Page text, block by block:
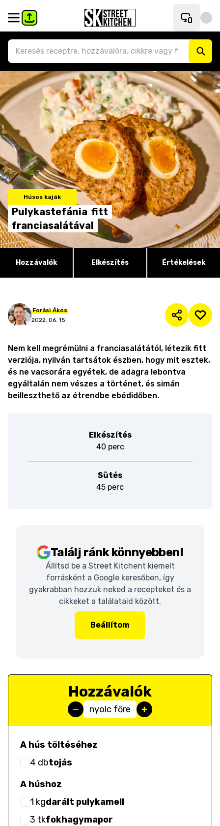
Húsos kaják
Pulykastefánia fitt
franciasalátával
Hozzávalók Elkészítés Értékelések
Forási Ákos
2022. 06. 15.
Nem kell megrémülni a franciasalátától, létezik fitt
verziója, nyilván tartsátok észben, hogy mit esztek,
és ne vacsorára egyétek, de adagra lebontva
egyáltalán nem vészes a történet, és simán
beilleszthető az étrendbe ebédidőben.
Elkészítés
40 perc
Sütés
45 perc
Találj ránk könnyebben!
Állítsd be a Street Kitchent kiemelt
forrásként a Google keresőben, így
gyakrabban hozzuk neked a recepteket és a
cikkeket a találataid között.
Beállítom
Hozzávalók
nyolc főre
A hús töltéséhez
4 dbtojás
A húshoz
1 kgdarált pulykamell
3 tkfokhagymapor